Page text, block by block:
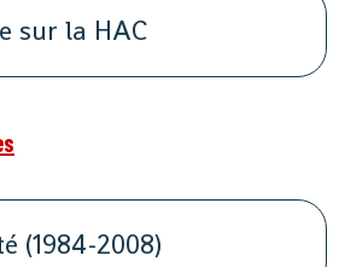
sur la HAC
(1984-2008)